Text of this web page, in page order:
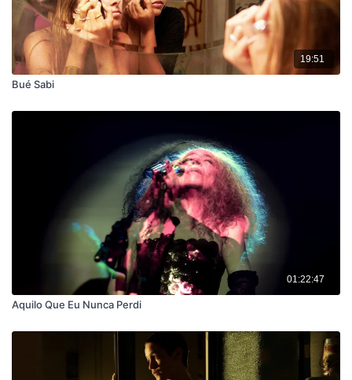
19:51
Bué Sabi
01:22:47
Aquilo Que Eu Nunca Perdi